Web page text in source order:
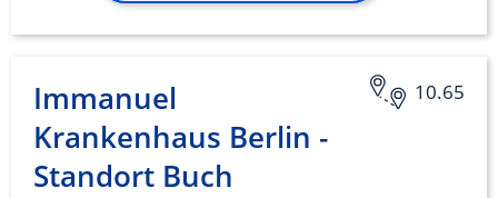
10.65
Immanuel
Krankenhaus Berlin -
Standort Buch